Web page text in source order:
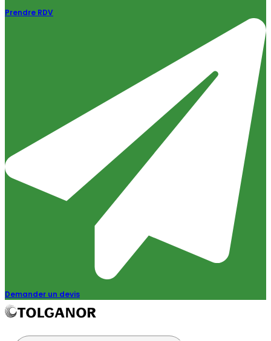
Prendre RDV
Demander un devis